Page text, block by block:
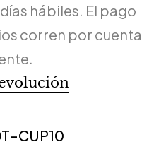
hábiles. El pago
corren por cuenta
CUP10